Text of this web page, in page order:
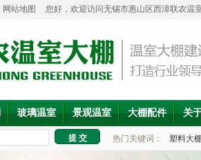
网站地图 您好，欢迎访问无锡市惠山区西漳联农温
玻璃温室 景观温室 大棚配件 关
热门关键词： 塑料大